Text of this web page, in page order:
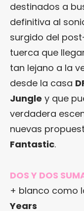
destinados a
definitiva al
surgido del
tuerca que
tan lejano a la
desde la casa
Jungle y que
verdadera
nuevas
Fantastic.
DOS Y DOS
+ blanco como
Years